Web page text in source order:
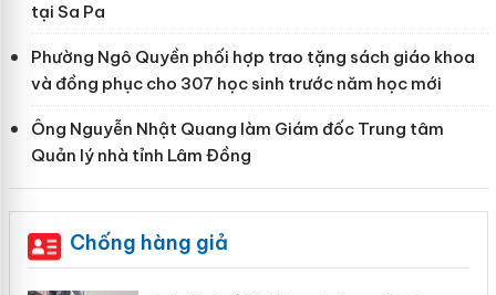
tại Sa Pa
Phường Ngô Quyền phối hợp trao tặng sách giáo khoa
và đồng phục cho 307 học sinh trước năm học mới
Ông Nguyễn Nhật Quang làm Giám đốc Trung tâm
Quản lý nhà tỉnh Lâm Đồng
Chống hàng giả